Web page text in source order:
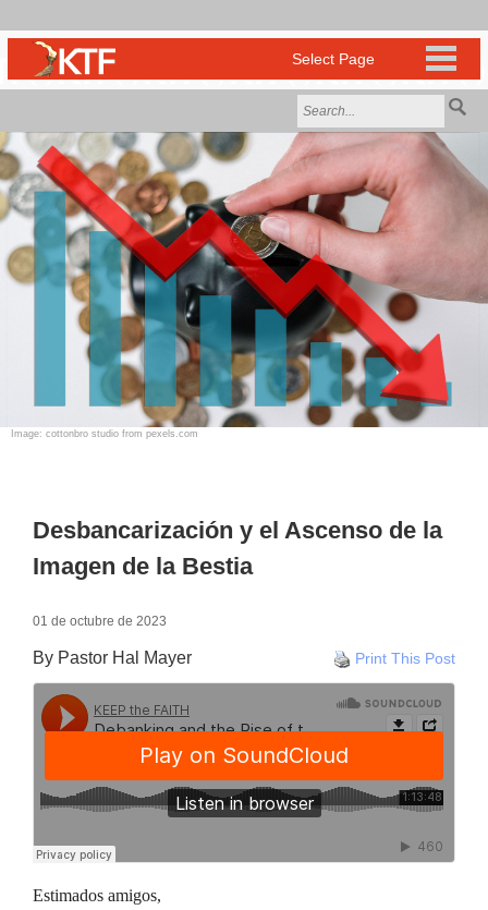
Image: cottonbro studio from pexels.com
Desbancarización y el Ascenso de la
Imagen de la Bestia
01 de octubre de 2023
Print This Post
By Pastor Hal Mayer
Estimados amigos,